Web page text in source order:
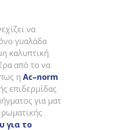
να
γυαλάδα
καλυπτική
από το να
η Ac–norm
επιδερμίδας
για ματ
για το